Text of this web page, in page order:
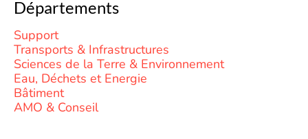
Départements
Support
Transports & Infrastructures
Sciences de la Terre & Environnement
Eau, Déchets et Energie
Bâtiment
AMO & Conseil